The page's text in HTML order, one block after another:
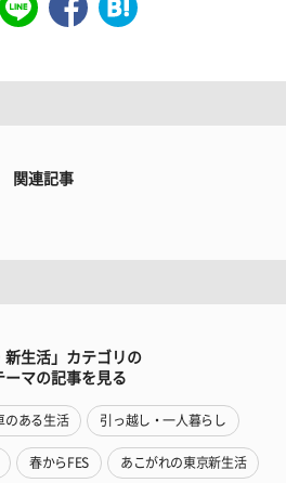
関連記事
新生活」カテゴリの
ーマの記事を見る
のある生活 引っ越し・一人暮らし
春からFES あこがれの東京新生活